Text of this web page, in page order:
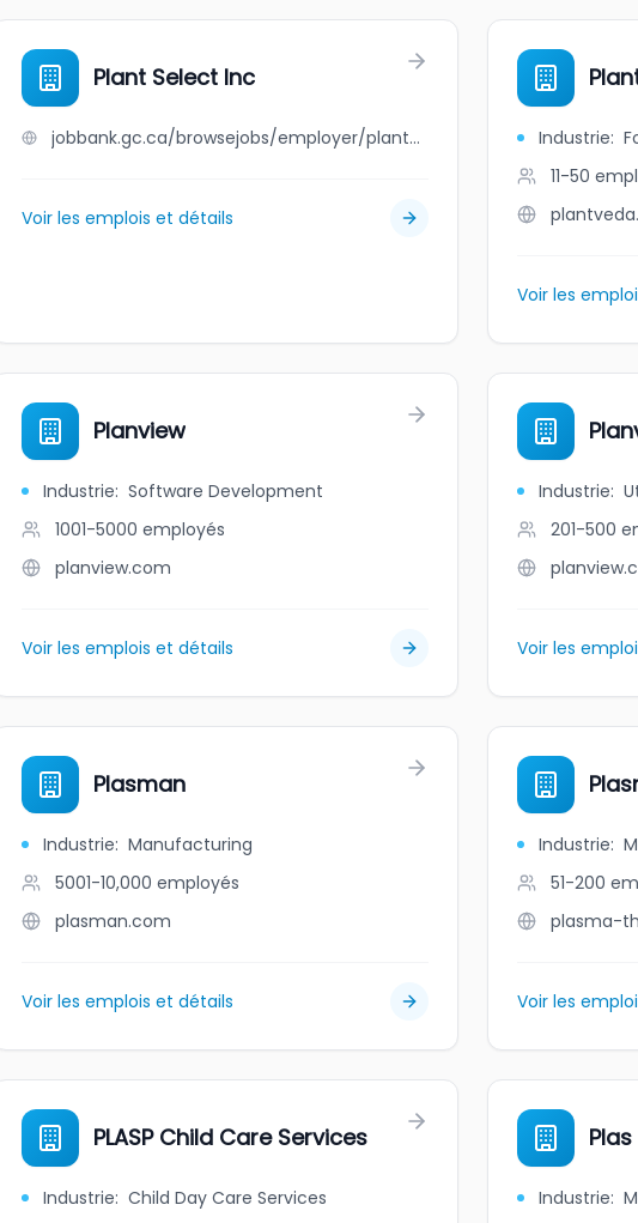
Plant Select Inc
jobbank.gc.ca/browsejobs/employer/plant+select+inc/ca
Voir les emplois et détails
Industrie:
11-50
Voir les
Planview
Industrie: Software Development
1001-5000 employés
planview.com
Voir les emplois et détails
Industrie:
201-500
Voir les
Plasman
Industrie: Manufacturing
5001-10,000 employés
plasman.com
Voir les emplois et détails
Industrie:
51-200
plasma-
Voir les
PLASP Child Care Services
Industrie: Child Day Care Services
Industrie: